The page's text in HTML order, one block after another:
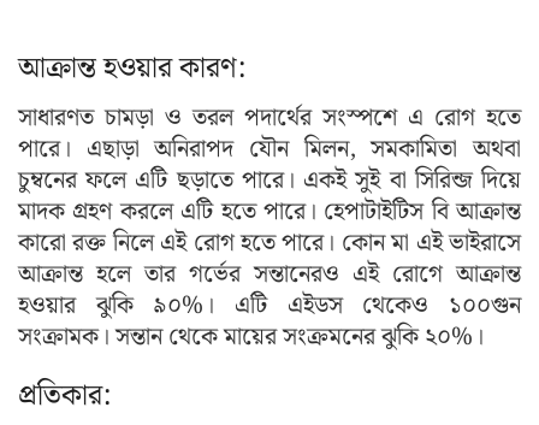
আক্রান্ত হওয়ার কারণ:
সাধারণত চামড়া ও তরল পদার্থের সংস্পশে এ রোগ হতে
পারে। এছাড়া অনিরাপদ যৌন মিলন, সমকামিতা অথবা
চুম্বনের ফলে এটি ছড়াতে পারে। একই সুই বা সিরিন্জ দিয়ে
মাদক গ্রহণ করলে এটি হতে পারে। হেপাটাইটিস বি আক্রান্ত
কারো রক্ত নিলে এই রোগ হতে পারে। কোন মা এই ভাইরাসে
আক্রান্ত হলে তার গর্ভের সন্তানেরও এই রোগে আক্রান্ত
হওয়ার ঝুকি ৯০%। এটি এইডস থেকেও ১০০গুন
সংক্রামক। সন্তান থেকে মায়ের সংক্রমনের ঝুকি ২০%।
প্রতিকার: